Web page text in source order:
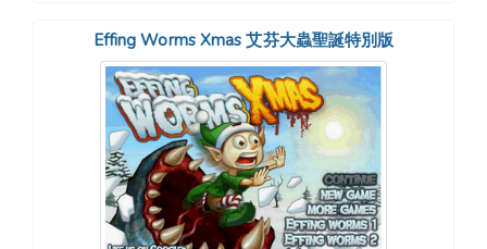
Effing Worms Xmas 艾芬大蟲聖誕特別版